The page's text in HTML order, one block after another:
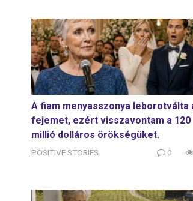
A fiam menyasszonya leborotválta
fejemet, ezért visszavontam a 120
millió dolláros örökségüket.
POSITIVE STORIES 0